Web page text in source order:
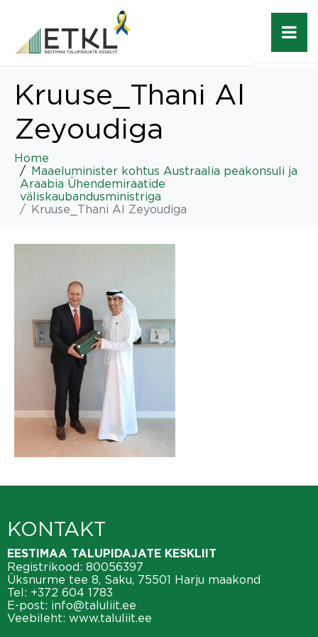
Kruuse_Thani Al
Zeyoudiga
Home
Maaeluminister kohtus Austraalia peakonsuli ja
Araabia Ühendemiraatide
väliskaubandusministriga
Kruuse_Thani Al Zeyoudiga
KONTAKT
EESTIMAA TALUPIDAJATE KESKLIIT
Registrikood: 80056397
Üksnurme tee 8, Saku, 75501 Harju maakond
Tel: +372 604 1783
E-post: info@taluliit.ee
Veebileht: www.taluliit.ee